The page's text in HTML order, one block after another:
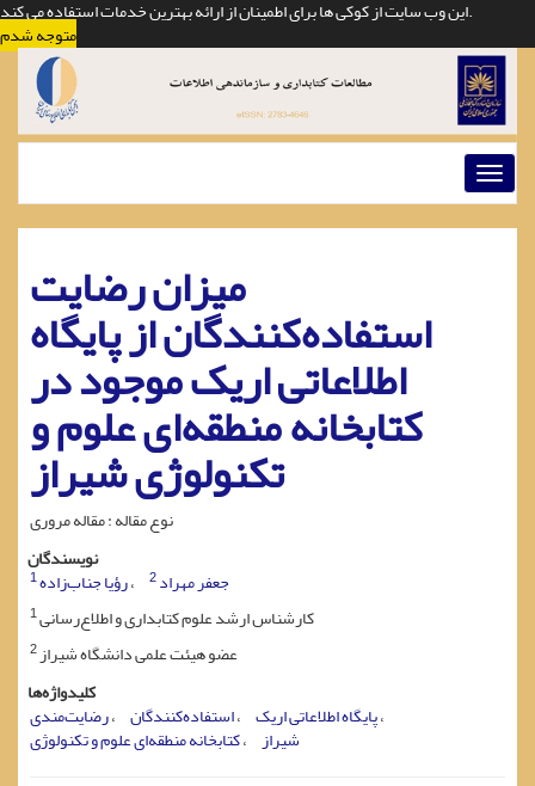
این وب سایت از کوکی ها برای اطمینان از ارائه بهترین خدمات استفاده می کند.
متوجه شدم
میزان رضایت
استفاده‌کنندگان از پایگاه
اطلاعاتی اریک موجود در
کتابخانه منطقه‌ای علوم و
تکنولوژی شیراز
نوع مقاله : مقاله مروری
نویسندگان
رؤیا جناب‌زاده1 جعفر مهراد2
1کارشناس ارشد علوم کتابداری و اطلاع‌رسانی
2عضو هیئت علمی دانشگاه شیراز
کلیدواژه‌ها
رضایت‌مندی استفاده‌کنندگان پایگاه اطلاعاتی اریک
کتابخانه منطقه‌ای علوم و تکنولوژی شیراز